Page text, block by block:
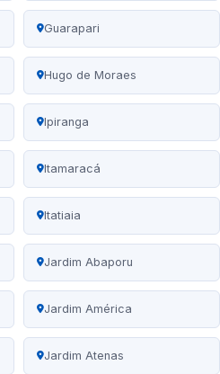
Guarapari
Hugo de Moraes
Ipiranga
Itamaracá
Itatiaia
Jardim Abaporu
Jardim América
Jardim Atenas